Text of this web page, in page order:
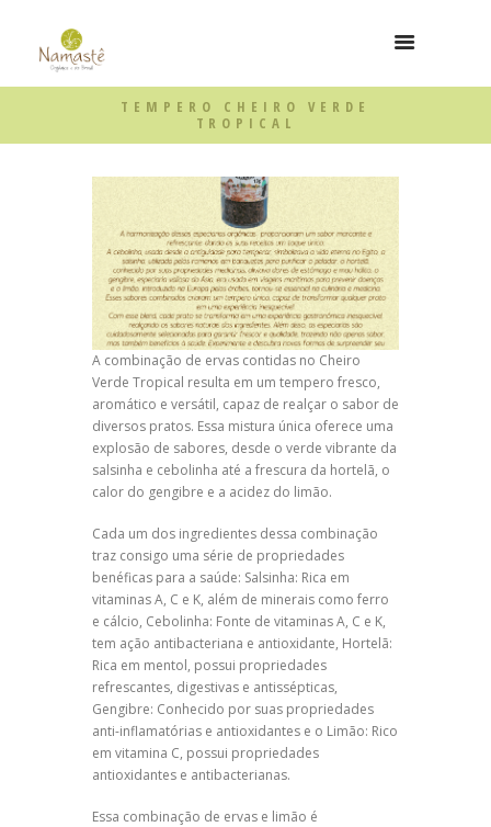
TEMPERO CHEIRO VERDE
TROPICAL
A combinação de ervas contidas no Cheiro
Verde Tropical resulta em um tempero fresco,
aromático e versátil, capaz de realçar o sabor de
diversos pratos. Essa mistura única oferece uma
explosão de sabores, desde o verde vibrante da
salsinha e cebolinha até a frescura da hortelã, o
calor do gengibre e a acidez do limão.
Cada um dos ingredientes dessa combinação
traz consigo uma série de propriedades
benéficas para a saúde: Salsinha: Rica em
vitaminas A, C e K, além de minerais como ferro
e cálcio, Cebolinha: Fonte de vitaminas A, C e K,
tem ação antibacteriana e antioxidante, Hortelã:
Rica em mentol, possui propriedades
refrescantes, digestivas e antissépticas,
Gengibre: Conhecido por suas propriedades
anti-inflamatórias e antioxidantes e o Limão: Rico
em vitamina C, possui propriedades
antioxidantes e antibacterianas.
Essa combinação de ervas e limão é